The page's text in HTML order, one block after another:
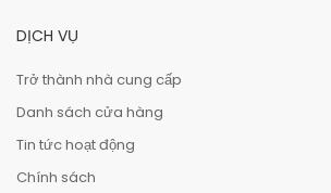
DỊCH VỤ
Trở thành nhà cung cấp
Danh sách cửa hàng
Tin tức hoạt động
Chính sách